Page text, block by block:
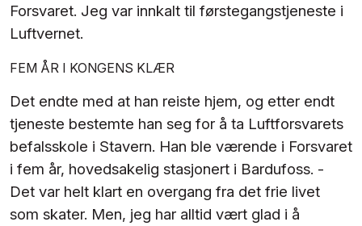
Forsvaret. Jeg var innkalt til førstegangstjeneste i
Luftvernet.
FEM ÅR I KONGENS KLÆR
Det endte med at han reiste hjem, og etter endt
tjeneste bestemte han seg for å ta Luftforsvarets
befalsskole i Stavern. Han ble værende i Forsvaret
i fem år, hovedsakelig stasjonert i Bardufoss. -
Det var helt klart en overgang fra det frie livet
som skater. Men, jeg har alltid vært glad i å